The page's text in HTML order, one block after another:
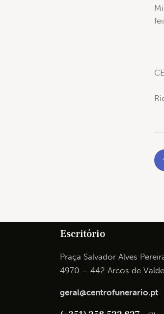
Escritório
Praça Salvador Alves
4970 – 442 Arcos de
geral@centrofunerario.pt